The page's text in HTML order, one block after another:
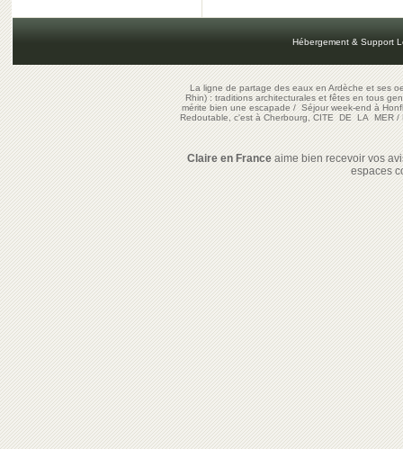
Hébergement & Support
La ligne de partage des eaux en Ardèche et ses
Rhin) : traditions architecturales et fêtes en tous
mérite bien une escapade/Séjour week-end à
Redoutable, c'est à Cherbourg, CITE DE LA MER/
Claire en Franceaime bien recevoir vos
espaces